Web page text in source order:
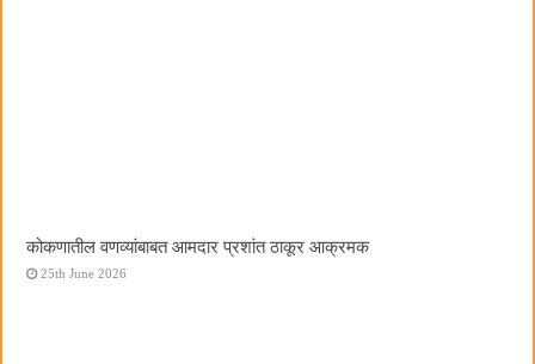
कोकणातील वणव्यांबाबत आमदार प्रशांत ठाकूर आक्रमक
25th June 2026